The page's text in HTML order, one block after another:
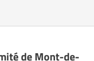
de Mont-de-